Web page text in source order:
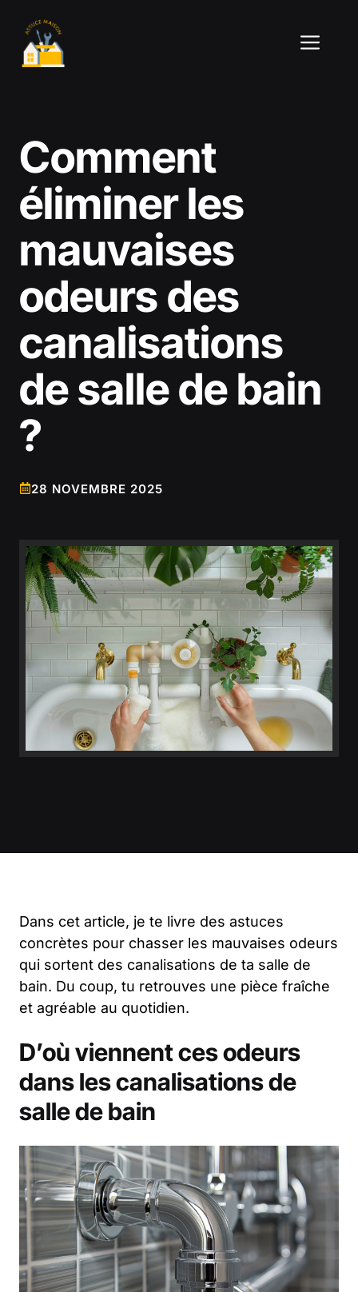
contenu
Comment
éliminer les
mauvaises
odeurs des
canalisations
de salle de bain
?
28 NOVEMBRE 2025
Dans cet article, je te livre des astuces
concrètes pour chasser les mauvaises odeurs
qui sortent des canalisations de ta salle de
bain. Du coup, tu retrouves une pièce fraîche
et agréable au quotidien.
D’où viennent ces odeurs
dans les canalisations de
salle de bain